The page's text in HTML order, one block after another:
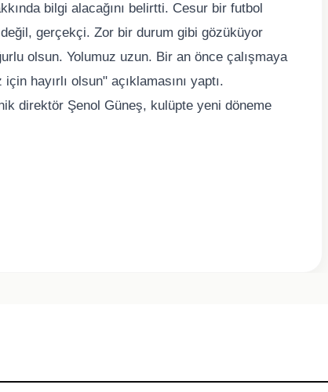
bilgi alacağını belirtti. Cesur bir futbol
gerçekçi. Zor bir durum gibi gözüküyor
olsun. Yolumuz uzun. Bir an önce çalışmaya
hayırlı olsun" açıklamasını yaptı.
direktör Şenol Güneş, kulüpte yeni döneme